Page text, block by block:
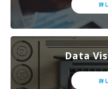
詳
Data
詳